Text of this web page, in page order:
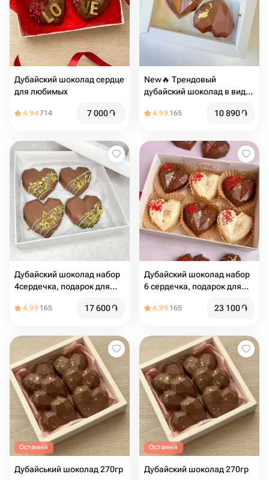
Дубайский шоколад сердце
для любимых
4.94714 7 000֏
New🔥 Трендовый
дубайский шоколад в виде
4.99 165 10 890֏
Дубайский шоколад набор
4сердечка, подарок для
4.99 165 17 600֏
Дубайский шоколад набор
6 сердечка, подарок для
4.99 165 23 100֏
Останній
Дубайський шоколад 270гр
Останній
Дубайский шоколад 270гр